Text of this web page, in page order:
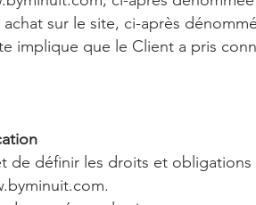
sur le site, ci-après
implique que le Client a pris
de définir les droits et
.